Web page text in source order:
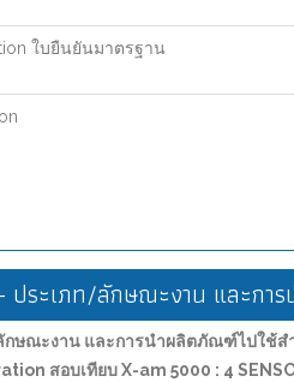
ใบยืนยันมาตรฐาน
- ประเภท/ลักษณะงาน และกา
กษณะงาน และการนำผลิตภัณฑ์ไปใช้ส
สอบเทียบ X-am 5000 : 4